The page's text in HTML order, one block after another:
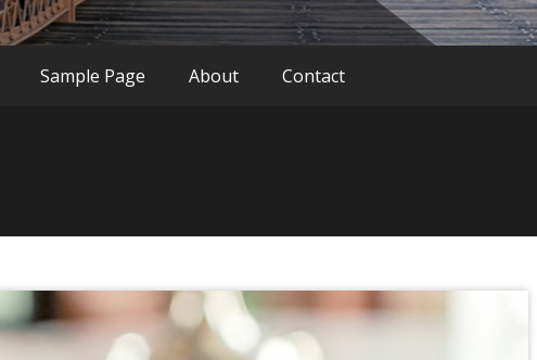
Sample Page About Contact